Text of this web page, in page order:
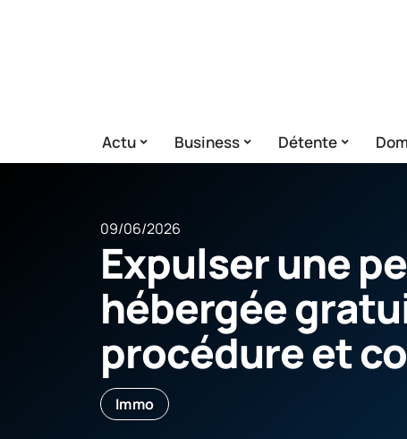
Actu Business Détente
09/06/2026
Expulser une
hébergée
procédure et
Immo